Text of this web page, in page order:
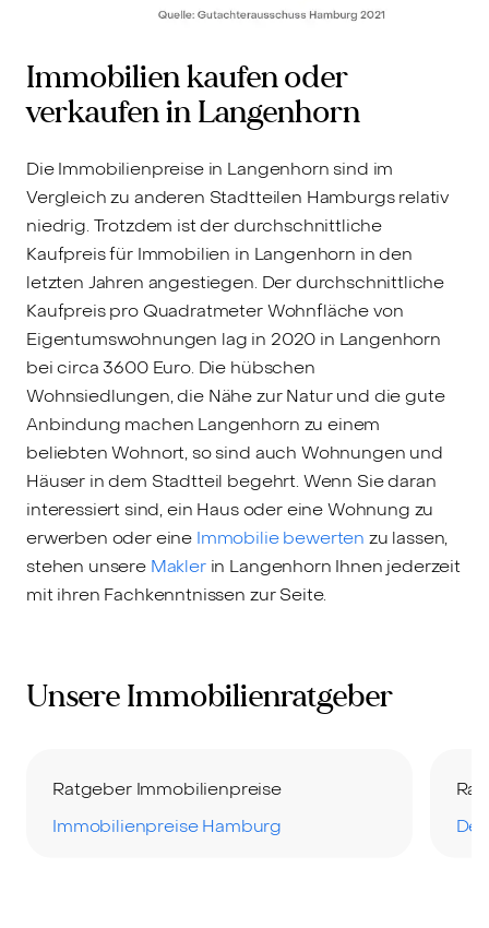
Immobilien kaufen oder
verkaufen in Langenhorn
Die Immobilienpreise in Langenhorn sind im
Vergleich zu anderen Stadtteilen Hamburgs relativ
niedrig. Trotzdem ist der durchschnittliche
Kaufpreis für Immobilien in Langenhorn in den
letzten Jahren angestiegen. Der durchschnittliche
Kaufpreis pro Quadratmeter Wohnfläche von
Eigentumswohnungen lag in 2020 in Langenhorn
bei circa 3600 Euro. Die hübschen
Wohnsiedlungen, die Nähe zur Natur und die gute
Anbindung machen Langenhorn zu einem
beliebten Wohnort, so sind auch Wohnungen und
Häuser in dem Stadtteil begehrt. Wenn Sie daran
interessiert sind, ein Haus oder eine Wohnung zu
erwerben oder eine Immobilie bewerten zu lassen,
stehen unsere Maklerin Langenhorn Ihnen jederzeit
mit ihren Fachkenntnissen zur Seite.
Unsere Immobilienratgeber
Ratgeber Immobilienpreise
Immobilienpreise Hamburg